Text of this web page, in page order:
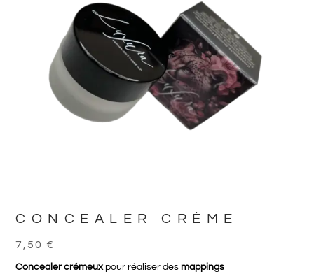
CONCEALER CRÈME
7,50 €
Concealer crémeuxpour réaliser des mappings